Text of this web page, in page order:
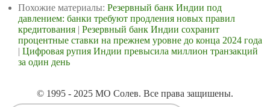
Похожие материалы: Резервный банк Индии под
давлением: банки требуют продления новых правил
кредитования | Резервный банк Индии сохранит
процентные ставки на прежнем уровне до конца 2024 года
| Цифровая рупия Индии превысила миллион транзакций
за один день
© 1995 - 2025 МО Солев. Все права защишены.